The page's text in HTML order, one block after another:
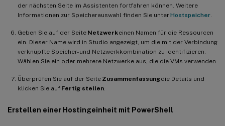
der nächsten Seite im Assistenten fortfahren können. Weitere
Informationen zur Speicherauswahl finden Sie unterHostspeicher
Geben Sie auf der Seite Netzwerkeinen Namen für die Ressourcen
ein. Dieser Name wird in Studio angezeigt, um die mit der Verbindung
verknüpfte Speicher- und Netzwerkkombination zu identifizieren.
Wählen Sie ein oder mehrere Netzwerke aus, die die VMs verwenden.
Überprüfen Sie auf der Seite Zusammenfassungdie Details und
klicken Sie auf Fertig stellen
Erstellen einer Hostingeinheit mit PowerShell